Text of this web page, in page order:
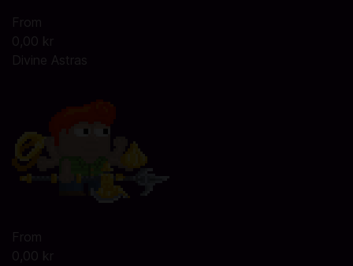
From
0,00 kr
Divine Astras
From
0,00 kr